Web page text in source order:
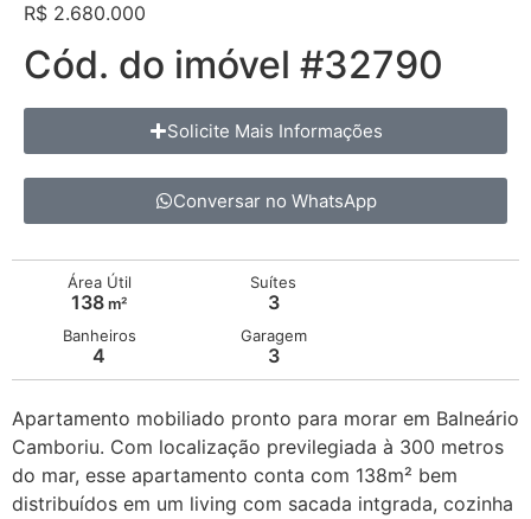
R$ 2.680.000
Cód. do imóvel #32790
Solicite Mais Informações
Conversar no WhatsApp
Área Útil
138 m²
Suítes
3
Banheiros
4
Garagem
3
Apartamento mobiliado pronto para morar em Balneário
Camboriu. Com localização previlegiada à 300 metros
do mar, esse apartamento conta com 138m² bem
distribuídos em um living com sacada intgrada, cozinha